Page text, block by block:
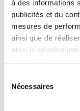
à des informations
publicités et du
mesures de
ainsi que de
ainsi le
tout moment en
cookies ou en
Nécessaires
sanctions